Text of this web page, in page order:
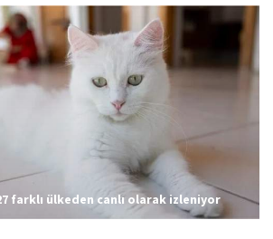
farklı ülkeden canlı olarak izleniyor